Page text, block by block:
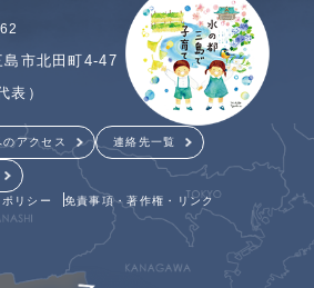
市北田町4-47
表）
アクセス 連絡先一覧
リシー 免責事項・著作権・リンク